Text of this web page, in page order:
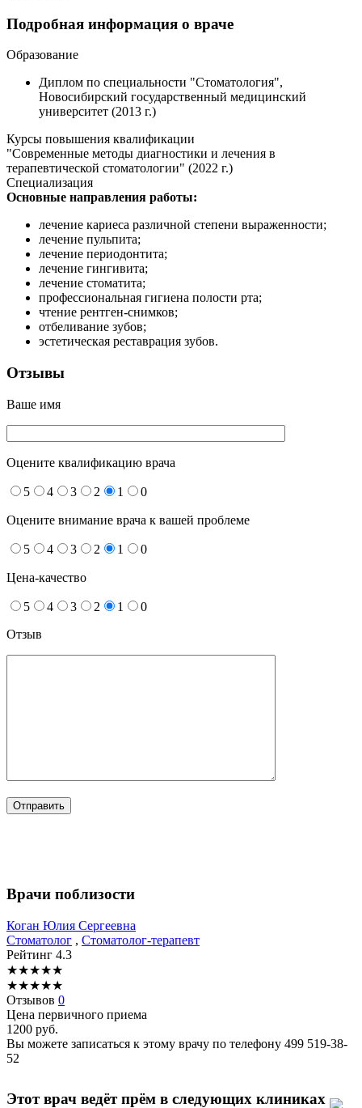
Подробная информация о враче
Образование
Диплом по специальности "Стоматология",
Новосибирский государственный медицинский
университет (2013 г.)
Курсы повышения квалификации
"Современные методы диагностики и лечения в
терапевтической стоматологии" (2022 г.)
Специализация
Основные направления работы:
лечение кариеса различной степени выраженности;
лечение пульпита;
лечение периодонтита;
лечение гингивита;
лечение стоматита;
профессиональная гигиена полости рта;
чтение рентген-снимков;
отбеливание зубов;
эстетическая реставрация зубов.
Отзывы
Ваше имя
Оцените квалификацию врача
5 4 3 2 1 0
Оцените внимание врача к вашей проблеме
5 4 3 2 1 0
Цена-качество
5 4 3 2 1
0
Отзыв
Врачи поблизости
Коган Юлия Сергеевна
Стоматолог , Стоматолог-терапевт
Рейтинг 4.3
★★★★★
★★★★★
Отзывов 0
Цена первичного приема
1200 руб.
Вы можете записаться к этому врачу по телефону 499 519-38-
52
Этот врач ведёт прём в следующих клиниках